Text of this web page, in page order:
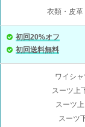
衣類・皮
初回20%オフ
初回送料無料
ワイシ
スーツ上
スーツ
スーツ